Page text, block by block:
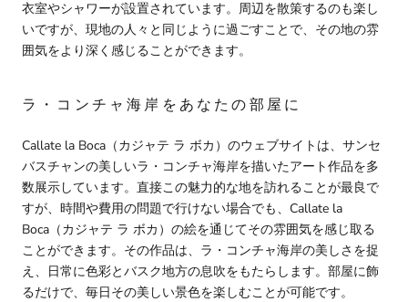
衣室やシャワーが設置されています。周辺を散策するのも楽し
いですが、現地の人々と同じように過ごすことで、その地の雰
囲気をより深く感じることができます。
ラ・コンチャ海岸をあなたの部屋に
Callate la Boca（カジャテ ラ ボカ）のウェブサイトは、サンセ
バスチャンの美しいラ・コンチャ海岸を描いたアート作品を多
数展示しています。直接この魅力的な地を訪れることが最良で
すが、時間や費用の問題で行けない場合でも、 Callate la
Boca（カジャテ ラ ボカ）の絵を通じてその雰囲気を感じ取る
ことができます。その作品は、ラ・コンチャ海岸の美しさを捉
え、日常に色彩とバスク地方の息吹をもたらします。部屋に飾
るだけで、毎日その美しい景色を楽しむことが可能です。